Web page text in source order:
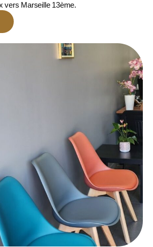
vers Marseille 13ème.